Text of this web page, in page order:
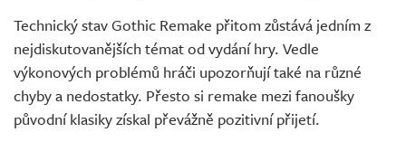
Technický stav Gothic Remake přitom zůstává jedním z
nejdiskutovanějších témat od vydání hry. Vedle
výkonových problémů hráči upozorňují také na různé
chyby a nedostatky. Přesto si remake mezi fanoušky
původní klasiky získal převážně pozitivní přijetí.